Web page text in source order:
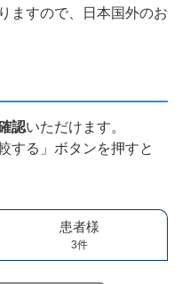
ますので、日本国外のお
認いただけます。
する」ボタンを押すと
患者様
3件